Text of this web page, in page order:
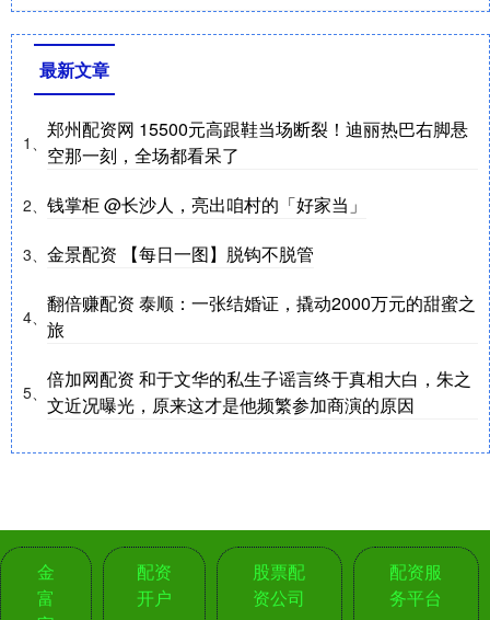
最新文章
1、
郑州配资网 15500元高跟鞋当场断裂！迪丽热巴右脚悬
空那一刻，全场都看呆了
2、 钱掌柜 @长沙人，亮出咱村的「好家当」
3、 金景配资 【每日一图】脱钩不脱管
4、
翻倍赚配资 泰顺：一张结婚证，撬动2000万元的甜蜜之
旅
5、
倍加网配资 和于文华的私生子谣言终于真相大白，朱之
文近况曝光，原来这才是他频繁参加商演的原因
金
富
配资
开户
股票配
资公司
配资服
务平台